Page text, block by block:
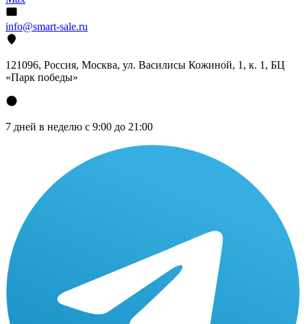
info@smart-sale.ru
121096, Россия, Москва, ул. Василисы Кожиной, 1, к. 1, БЦ
«Парк победы»
7 дней в неделю с 9:00 до 21:00